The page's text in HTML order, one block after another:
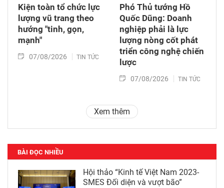
Kiện toàn tổ chức lực
lượng vũ trang theo
hướng "tinh, gọn,
mạnh"
07/08/2026 TIN TỨC
Phó Thủ tướng Hồ
Quốc Dũng: Doanh
nghiệp phải là lực
lượng nòng cốt phát
triển công nghệ chiến
lược
07/08/2026 TIN TỨC
Xem thêm
BÀI ĐỌC NHIỀU
Hội thảo “Kinh tế Việt Nam 2023-
SMES Đối diện và vượt bão”